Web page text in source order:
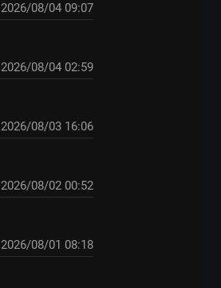
2026/08/04 09:07
2026/08/04 02:59
2026/08/03 16:06
2026/08/02 00:52
2026/08/01 08:18